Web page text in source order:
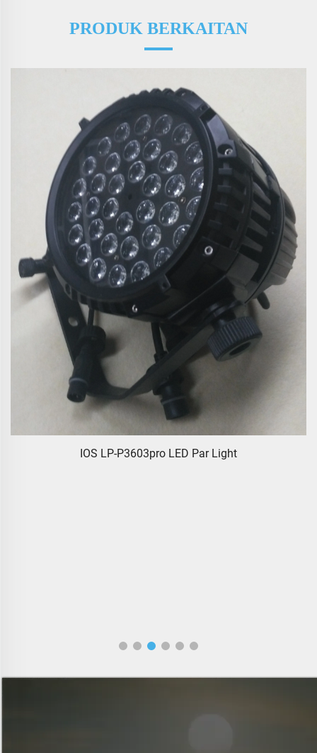
PRODUK BERKAITAN
IOS LP-P3603pro LED Par Light